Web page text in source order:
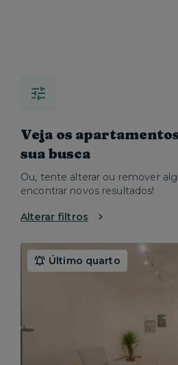
Veja os
sua busca
Ou, tente alterar ou remover
encontrar novos resultados!
Alterar filtros
Último quarto